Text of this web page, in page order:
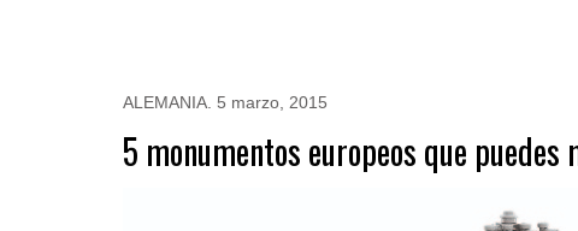
ALEMANIA 5 marzo, 2015
5 monumentos europeos que puedes